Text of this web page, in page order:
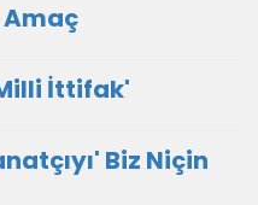
Amaç
İttifak'
Biz Niçin